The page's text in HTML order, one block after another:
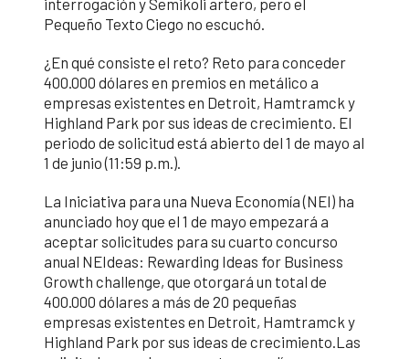
interrogación y Semikoli artero, pero el
Pequeño Texto Ciego no escuchó.
¿En qué consiste el reto? Reto para conceder
400.000 dólares en premios en metálico a
empresas existentes en Detroit, Hamtramck y
Highland Park por sus ideas de crecimiento. El
periodo de solicitud está abierto del 1 de mayo al
1 de junio (11:59 p.m.).
La Iniciativa para una Nueva Economía (NEI) ha
anunciado hoy que el 1 de mayo empezará a
aceptar solicitudes para su cuarto concurso
anual NEIdeas: Rewarding Ideas for Business
Growth challenge, que otorgará un total de
400.000 dólares a más de 20 pequeñas
empresas existentes en Detroit, Hamtramck y
Highland Park por sus ideas de crecimiento.Las